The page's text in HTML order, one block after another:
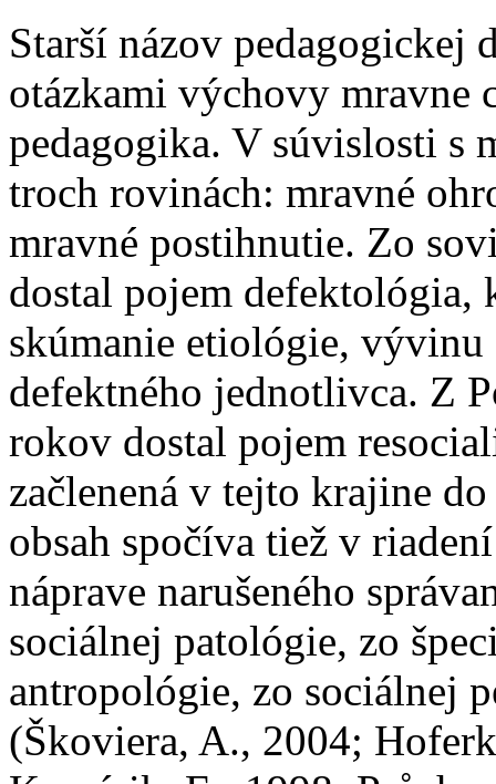
Starší názov pedagogickej
otázkami výchovy mravne
pedagogika. V súvislosti s
troch rovinách: mravné
mravné postihnutie. Zo
dostal pojem defektológia,
skúmanie etiológie, vývinu
defektného jednotlivca. Z
rokov dostal pojem
začlenená v tejto krajine
obsah spočíva tiež v
náprave narušeného
sociálnej patológie, zo
antropológie, zo sociálnej
(Škoviera, A., 2004;